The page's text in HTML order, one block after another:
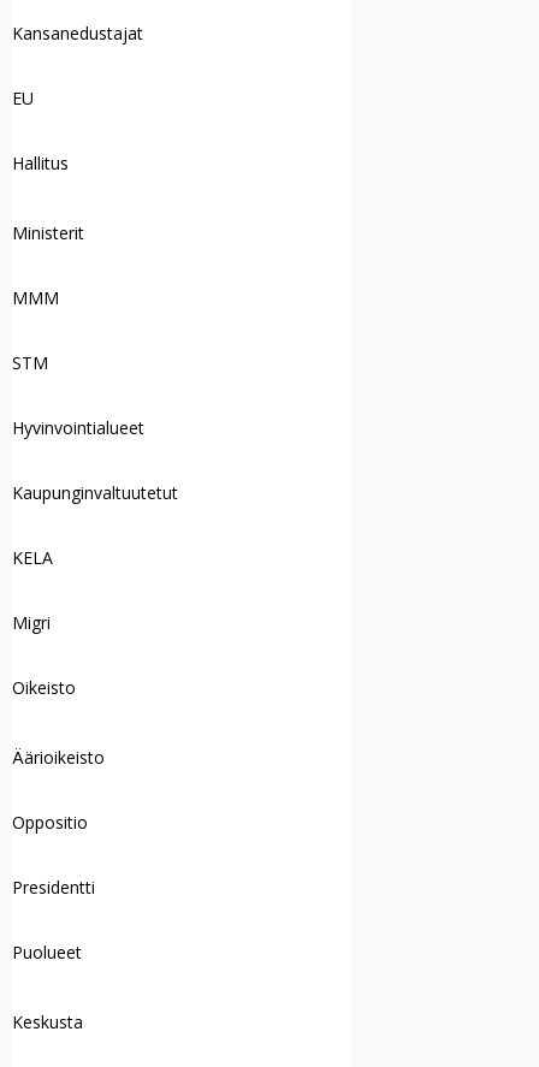
Kansanedustajat
EU
Hallitus
Ministerit
MMM
STM
Hyvinvointialueet
Kaupunginvaltuutetut
KELA
Migri
Oikeisto
Äärioikeisto
Oppositio
Presidentti
Puolueet
Keskusta